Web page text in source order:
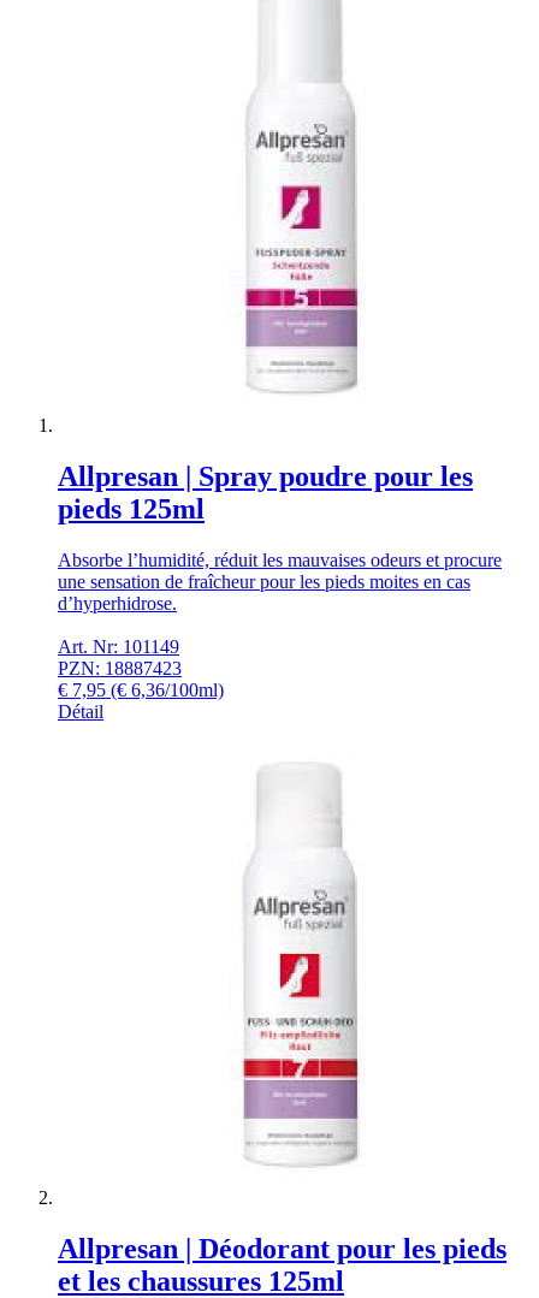
Allpresan | Spray poudre pour les
pieds 125ml
Absorbe l’humidité, réduit les mauvaises odeurs et procure
une sensation de fraîcheur pour les pieds moites en cas
d’hyperhidrose.
Art. Nr: 101149
PZN: 18887423
€ 7,95 (€ 6,36/100ml)
Détail
Allpresan | Déodorant pour les pieds
et les chaussures 125ml